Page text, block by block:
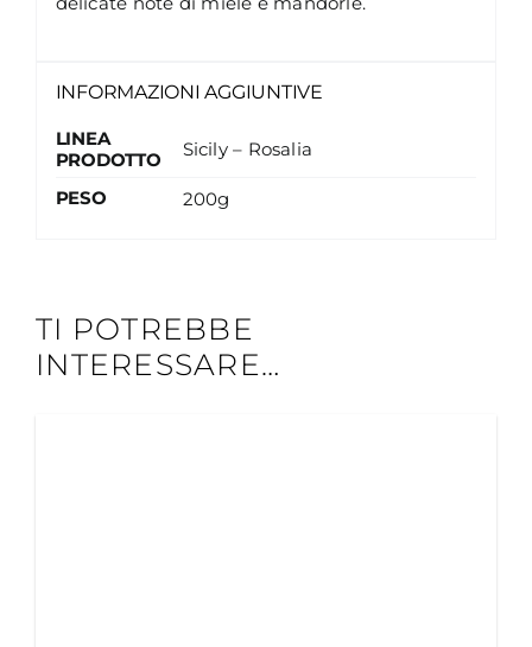
INFORMAZIONI AGGIUNTIVE
LINEA
PRODOTTO
Sicily – Rosalia
PESO 200g
TI POTREBBE
INTERESSARE…